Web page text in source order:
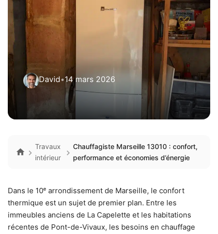
David•14 mars 2026
Travaux
intérieur
Chauffagiste Marseille 13010 : confort,
performance et économies d’énergie
Dans le 10ᵉ arrondissement de Marseille, le confort
thermique est un sujet de premier plan. Entre les
immeubles anciens de La Capelette et les habitations
récentes de Pont-de-Vivaux, les besoins en chauffage